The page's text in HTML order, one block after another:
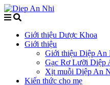
Giới thiệu Dược Khoa
Giới thiệu
Giới thiệu Diệp An
Gạc Rơ Lưỡi Diệp
Xịt muỗi Diệp An
Kiến thức cho mẹ